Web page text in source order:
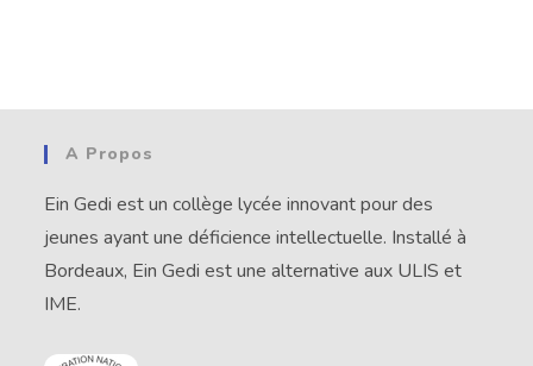
A Propos
Ein Gedi est un collège lycée innovant pour des
jeunes ayant une déficience intellectuelle. Installé à
Bordeaux, Ein Gedi est une alternative aux ULIS et
IME.